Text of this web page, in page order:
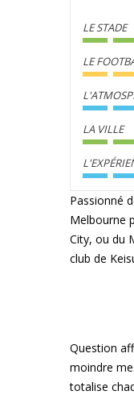
LE STADE
LE
LA VILLE
Passionné
Melbourne
City, ou du
club de
Question
moindre
totalise